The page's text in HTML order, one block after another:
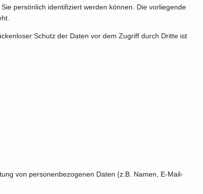
persönlich identifiziert werden können. Die vorliegende
Schutz der Daten vor dem Zugriff durch Dritte ist
von personenbezogenen Daten (z.B. Namen, E-Mail-